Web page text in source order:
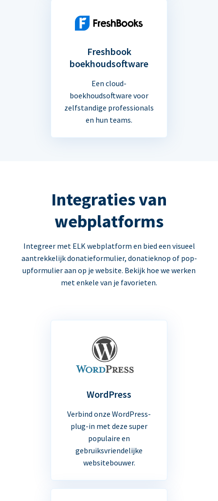
Freshbook
boekhoudsoftware
Een cloud-
boekhoudsoftware voor
zelfstandige professionals
en hun teams.
Integraties van
webplatforms
Integreer met ELK webplatform en bied een visueel
aantrekkelijk donatieformulier, donatieknop of pop-
upformulier aan op je website. Bekijk hoe we werken
met enkele van je favorieten.
WordPress
Verbind onze WordPress-
plug-in met deze super
populaire en
gebruiksvriendelijke
websitebouwer.